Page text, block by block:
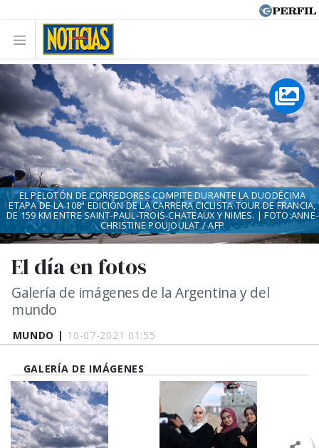
MUNDO | 10-07-2021 01:55
El día en fotos
Galería de imágenes de la Argentina y del
mundo
EL PELOTÓN DE CORREDORES COMPITE DURANTE LA DUODÉCIMA
ETAPA DE LA 108ª EDICIÓN DE LA CARRERA CICLISTA TOUR DE FRANCIA,
DE 159 KM ENTRE SAINT-PAUL-TROIS-CHATEAUX Y NIMES. | FOTO:ANNE-
CHRISTINE POUJOULAT / AFP
GALERÍA DE IMÁGENES